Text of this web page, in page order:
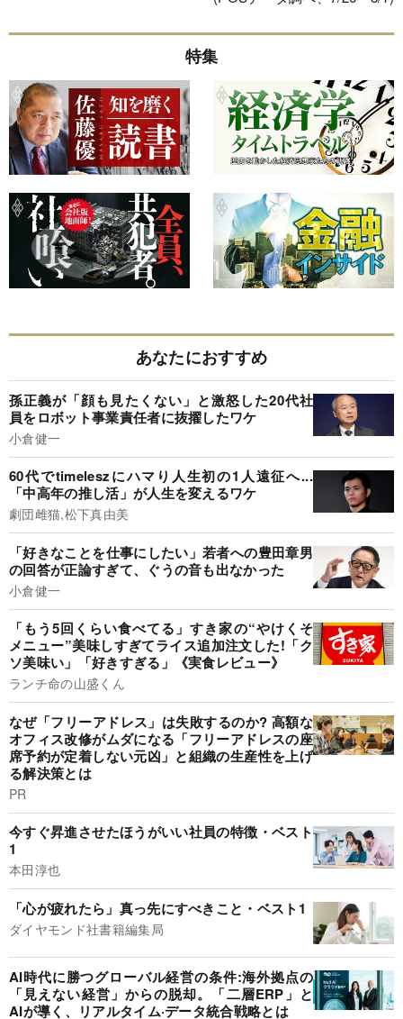
特集
あなたにおすすめ
孫正義が「顔も見たくない」と激怒した20代社
員をロボット事業責任者に抜擢したワケ
小倉健一
60代でtimeleszにハマり人生初の1人遠征へ...
「中高年の推し活」が人生を変えるワケ
劇団雌猫,松下真由美
「好きなことを仕事にしたい」若者への豊田章男
の回答が正論すぎて、ぐうの音も出なかった
小倉健一
「もう5回くらい食べてる」すき家の“やけくそ
メニュー”美味しすぎてライス追加注文した!「ク
ソ美味い」「好きすぎる」《実食レビュー》
ランチ命の山盛くん
なぜ「フリーアドレス」は失敗するのか? 高額な
オフィス改修がムダになる「フリーアドレスの座
席予約が定着しない元凶」と組織の生産性を上げ
る解決策とは
PR
今すぐ昇進させたほうがいい社員の特徴・ベスト
1
本田淳也
「心が疲れたら」真っ先にすべきこと・ベスト1
ダイヤモンド社書籍編集局
AI時代に勝つグローバル経営の条件:海外拠点の
「見えない経営」からの脱却。「二層ERP」と
AIが導く、リアルタイム·データ統合戦略とは